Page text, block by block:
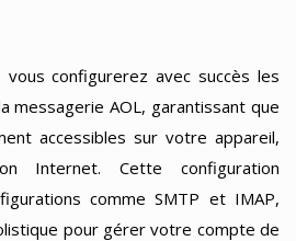
configurerez avec succès les
messagerie AOL, garantissant que
accessibles sur votre appareil,
Internet. Cette configuration
comme SMTP et IMAP,
pour gérer votre compte de